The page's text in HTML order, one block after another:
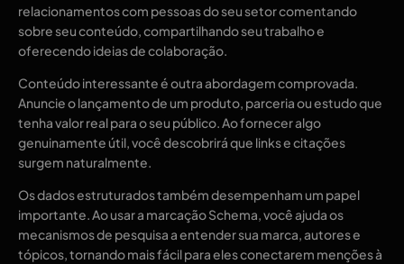
relacionamentos com pessoas do seu setor comentando
sobre seu conteúdo, compartilhando seu trabalho e
oferecendo ideias de colaboração.
Conteúdo interessante é outra abordagem comprovada.
Anuncie o lançamento de um produto, parceria ou estudo que
tenha valor real para o seu público. Ao fornecer algo
genuinamente útil, você descobrirá que links e citações
surgem naturalmente.
Os dados estruturados também desempenham um papel
importante. Ao usar a marcação Schema, você ajuda os
mecanismos de pesquisa a entender sua marca, autores e
tópicos, tornando mais fácil para eles conectarem menções à